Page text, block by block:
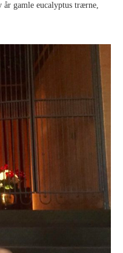
år gamle eucalyptus trærne,